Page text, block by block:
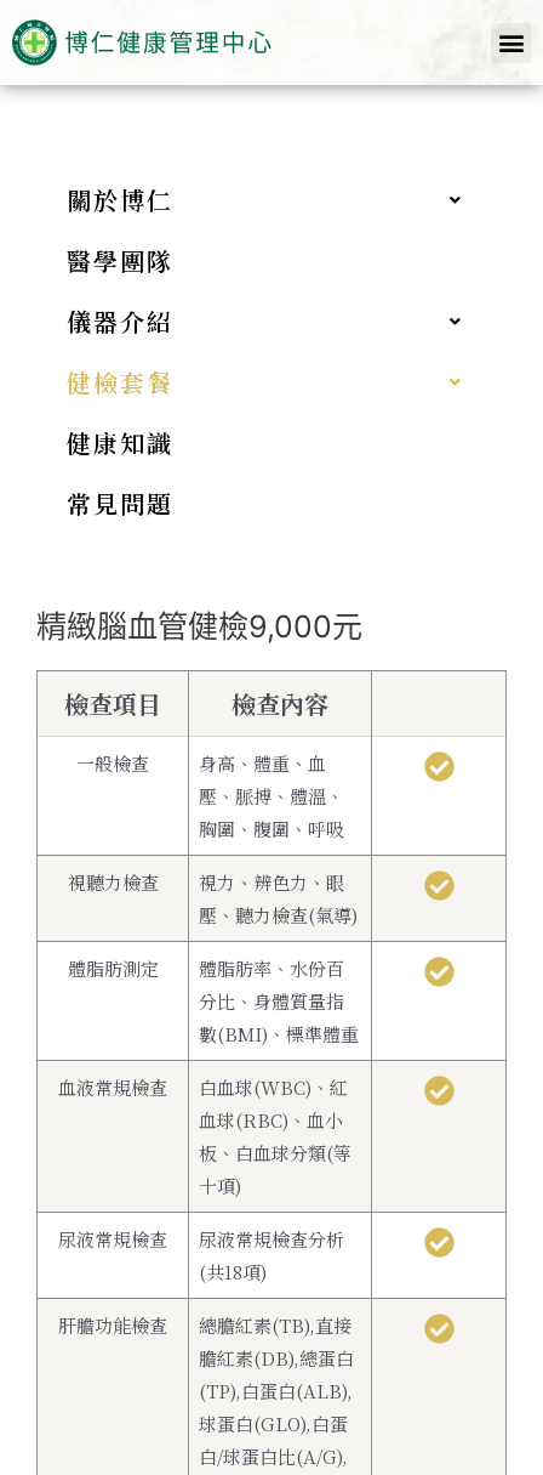
關於博仁
醫學團隊
儀器介紹
健檢套餐
健康知識
常見問題
精緻腦血管健檢9,000元
檢查項目 檢查內容
一般檢查
身高、體重、血
壓、脈搏、體溫、
胸圍、腹圍、呼吸
視聽力檢查
視力、辨色力、眼
壓、聽力檢查(氣導)
體脂肪測定
體脂肪率、水份百
分比、身體質量指
數(BMI)、標準體重
血液常規檢查
白血球(WBC)、紅
血球(RBC)、血小
板、白血球分類(等
十項)
尿液常規檢查
尿液常規檢查分析
(共18項)
肝膽功能檢查
總膽紅素(TB),直接
膽紅素(DB),總蛋白
(TP),白蛋白(ALB),
球蛋白(GLO),白蛋
白/球蛋白比(A/G),